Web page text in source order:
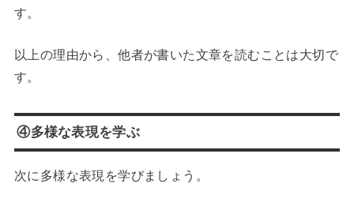
す。
以上の理由から、他者が書いた文章を読むことは大切で
す。
④多様な表現を学ぶ
次に多様な表現を学びましょう。